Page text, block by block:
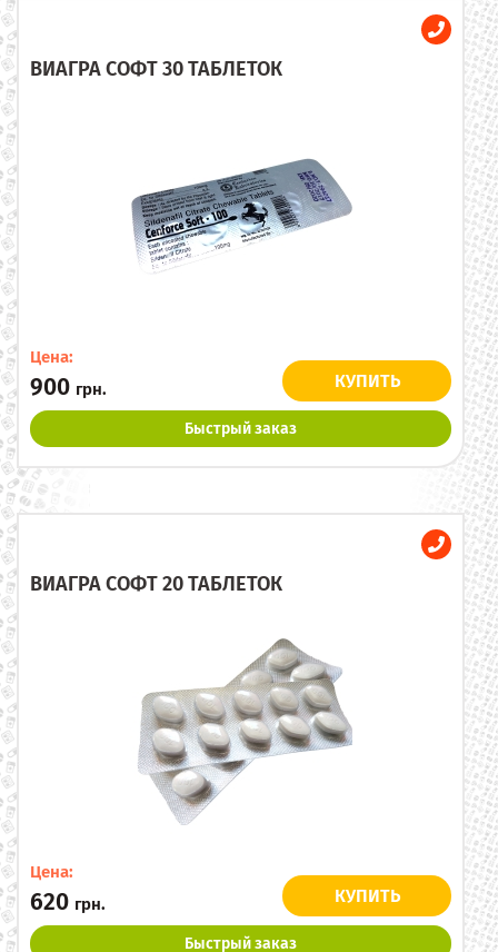
ВИАГРА СОФТ 30 ТАБЛЕТОК
Цена:
900 грн. КУПИТЬ
Быстрый заказ
ВИАГРА СОФТ 20 ТАБЛЕТОК
Цена:
620 грн. КУПИТЬ
Быстрый заказ